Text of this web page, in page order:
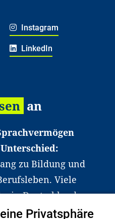
Instagram
LinkedIn
an
zu Bildung und
Viele
in Deutschland
dabei.
Privatsphäre